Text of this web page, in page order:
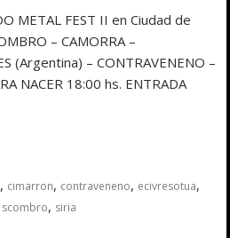
METAL FEST II en Ciudad de
– CAMORRA –
(Argentina) – CONTRAVENENO –
NACER 18:00 hs. ENTRADA
, cimarron, contraveneno, ecivresotua,
scombro, siria